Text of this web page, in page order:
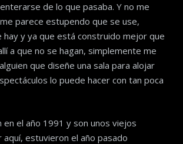
de lo que pasaba. Y no me
parece estupendo que se use,
hay y ya que está construido mejor que
a que no se hagan, simplemente me
que diseñe una sala para alojar
lo puede hacer con tan poca
en el año 1991 y son unos viejos
aquí, estuvieron el año pasado